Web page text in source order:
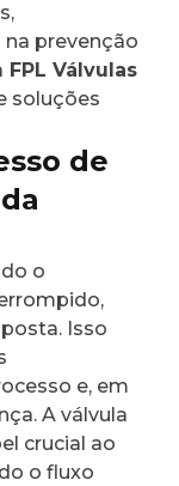
prevenção
FPL Válvulas
soluções
de
o
Isso
e, em
A válvula
crucial ao
o fluxo